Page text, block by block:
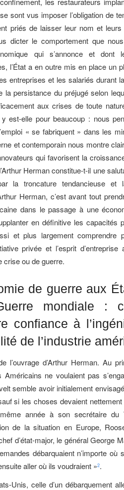
sont vus imposer l’obligation de
priés de laisser leur nom et leurs
dicter le comportement que
qui s’annonce et dont
l’État a en outre mis en place un
entreprises et les salariés durant
persistance du préjugé selon
aux crises de toute
est-elle pour beaucoup : nous
« se fabriquent » dans les
et contemporain nous montre
qui favorisent la
Herman constitue-t-il une
la troncature tendancieuse et
Herman, c’est avant tout
dans le passage à une
en définitive les capacités
et plus largement comprendre
privée et l’esprit d’entreprise
crise ou de guerre.
de guerre aux
mondiale :
confiance à
de l’industrie
l’ouvrage d’Arthur Herman. Au
ne voulaient pas
semble avoir initialement
si les choses devaient nettement
année à son secrétaire du
de la situation en Europe,
d’état-major, le général George
débarquaient n’importe où
aller où ils voudraient »2.
Unis, celle d’un débarquement